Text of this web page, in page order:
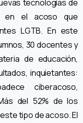
tecnologías de
en el acoso que
LGTB. En este
30 docentes y
de educación,
inquietantes:
ciberacoso,
del 52% de los
tipo de acoso. El